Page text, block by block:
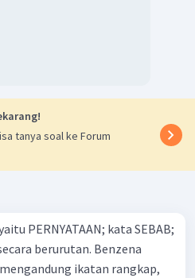
tanya soal ke Forum
PERNYATAAN; kata SEBAB;
berurutan. Benzena
ikatan rangkap,